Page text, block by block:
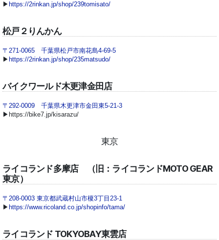
▶ https://2rinkan.jp/shop/239tomisato/
松戸２りんかん
〒271-0065 千葉県松戸市南花島4-69-5
▶ https://2rinkan.jp/shop/235matsudo/
バイクワールド木更津金田店
〒292-0009 千葉県木更津市金田東5-21-3
▶https://bike7.jp/kisarazu/
東京
ライコランド多摩店 （旧：ライコランドMOTO GEAR
東京）
〒208-0003 東京都武蔵村山市榎3丁目23-1
▶ https://www.ricoland.co.jp/shopinfo/tama/
ライコランド TOKYOBAY東雲店